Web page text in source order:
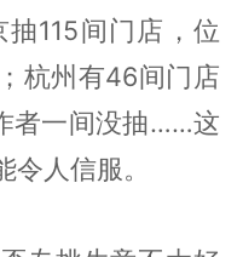
115间门店，位
杭州有46间门店
者一间没抽……这
人信服。